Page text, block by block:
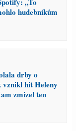
hudebníkům
drby o
hit Heleny
zmizel ten